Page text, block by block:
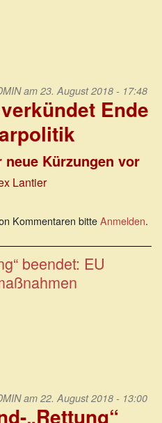
am 23. August 2018 - 17:48
Ende
Kürzungen vor
Lantier
Kommentaren bitteAnmelden.
beendet: EU
am 22. August 2018 - 13:00
„Rettung“